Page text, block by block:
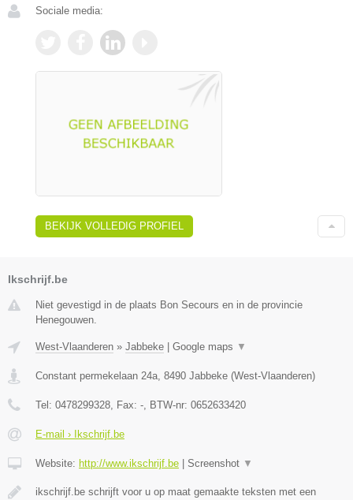
Sociale media:
BEKIJK VOLLEDIG PROFIEL
Ikschrijf.be
Niet gevestigd in de plaats Bon Secours en in de provincie
Henegouwen.
West-Vlaanderen » Jabbeke Google maps ▼
Constant permekelaan 24a 8490 Jabbeke (West-Vlaanderen)
Tel: 0478299328 , Fax: - , BTW-nr: 0652633420
E-mail › Ikschrijf.be
Website: http://www.ikschrijf.be Screenshot ▼
ikschrijf.be schrijft voor u op maat gemaakte teksten met een